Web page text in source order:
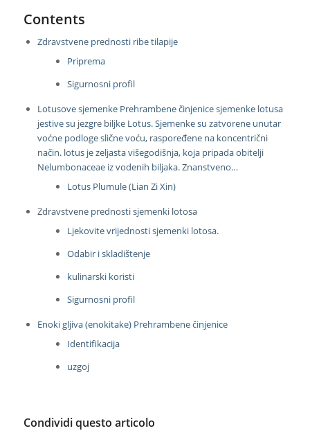
Contents
Zdravstvene prednosti ribe tilapije
Priprema
Sigurnosni profil
Lotusove sjemenke Prehrambene činjenice sjemenke lotusa
jestive su jezgre biljke Lotus. Sjemenke su zatvorene unutar
voćne podloge slične voću, raspoređene na koncentrični
način. lotus je zeljasta višegodišnja, koja pripada obitelji
Nelumbonaceae iz vodenih biljaka. Znanstveno…
Lotus Plumule (Lian Zi Xin)
Zdravstvene prednosti sjemenki lotosa
Ljekovite vrijednosti sjemenki lotosa.
Odabir i skladištenje
kulinarski koristi
Sigurnosni profil
Enoki gljiva (enokitake) Prehrambene činjenice
Identifikacija
uzgoj
Condividi questo articolo